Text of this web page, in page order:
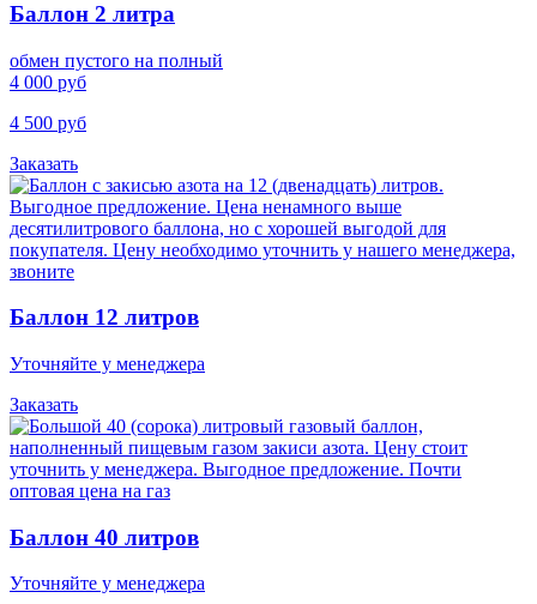
Баллон 2 литра
обмен пустого на полный
4 000 руб
4 500 руб
Заказать
Баллон 12 литров
Уточняйте у менеджера
Заказать
Баллон 40 литров
Уточняйте у менеджера